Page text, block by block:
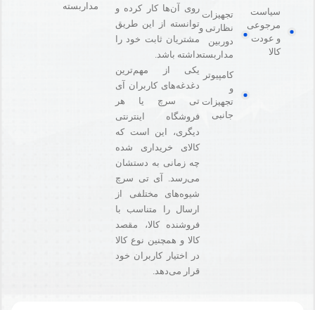
سیاست
مرجوعی
و عودت
کالا
تجهیزات
نظارتی و
دوربین
مداربسته
کامپیوتر
و
تجهیزات
جانبی
روی آن‌ها کار کرده و
توانسته از این طریق
مشتریان ثابت خود را
داشته باشد.
یکی از مهم‌ترین
دغدغه‌های کاربران آی
تی سرچ یا هر
فروشگاه‌ اینترنتی
دیگری، این است که
کالای خریداری شده
چه زمانی به دستشان
می‌رسد. آی تی سرچ
شیوه‌های مختلفی از
ارسال را متناسب با
فروشنده کالا،‌ مقصد
کالا و همچنین نوع کالا
در اختیار کاربران خود
قرار می‌دهد.
مداربسته